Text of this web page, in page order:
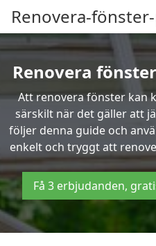
Renovera-
Renovera
Att renovera fönster kan
särskilt när det gäller att
följer denna guide och
enkelt och tryggt att
Få 3 erbjudanden,